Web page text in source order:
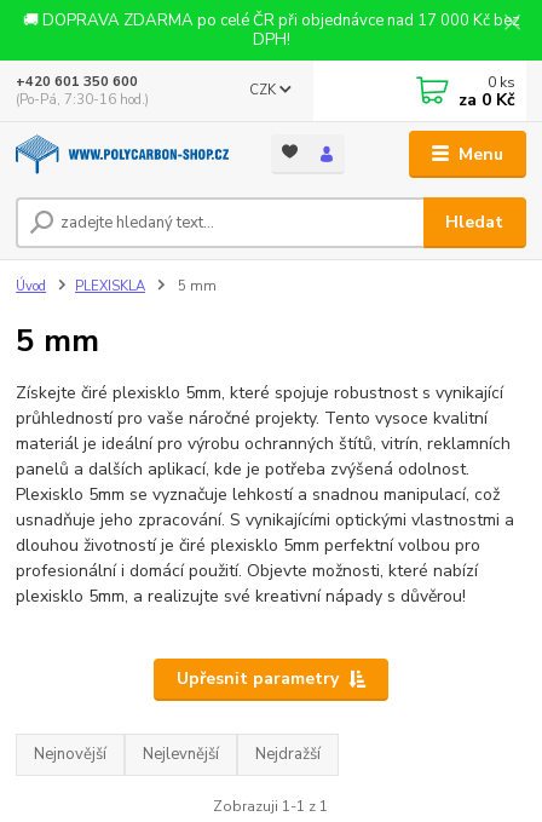
🚚 DOPRAVA ZDARMA po celé ČR při objednávce nad 17 000 Kč bez
DPH!
Menu
CZK
Hledat
+420 601 350 600
(Po-Pá, 7:30-16 hod.)
0 ks
za 0 Kč
Úvod PLEXISKLA 5 mm
5 mm
Získejte čiré plexisklo 5mm, které spojuje robustnost s vynikající
průhledností pro vaše náročné projekty. Tento vysoce kvalitní
materiál je ideální pro výrobu ochranných štítů, vitrín, reklamních
panelů a dalších aplikací, kde je potřeba zvýšená odolnost.
Plexisklo 5mm se vyznačuje lehkostí a snadnou manipulací, což
usnadňuje jeho zpracování. S vynikajícími optickými vlastnostmi a
dlouhou životností je čiré plexisklo 5mm perfektní volbou pro
profesionální i domácí použití. Objevte možnosti, které nabízí
plexisklo 5mm, a realizujte své kreativní nápady s důvěrou!
Upřesnit parametry
Nejnovější Nejlevnější Nejdražší
Zobrazuji 1-1 z 1